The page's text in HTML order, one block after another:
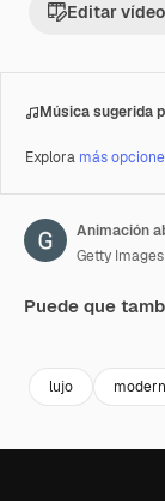
Editar vídeo
Música sugerida
Explora más
Animación
Getty Images
Puede que
lujo